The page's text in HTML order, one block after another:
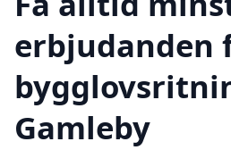
erbjudanden
Gamleby